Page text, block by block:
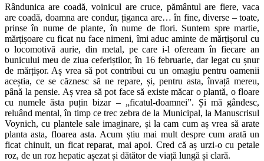
Rândunica are coadă, voinicul are cruce, pământul are fiere, vaca
are coadă, doamna are condur, țiganca are… în fine, diverse – toate,
prinse în nume de plante, în nume de flori. Suntem spre martie,
mărțișoare cu ficat nu face nimeni, îmi aduc aminte de mărțișorul cu
o locomotivă aurie, din metal, pe care i-l ofeream în fiecare an
bunicului meu de ziua ceferiștilor, în 16 februarie, dar legat cu șnur
de mărțișor. Aș vrea să pot contribui cu un omagiu pentru oamenii
aceștia, ce se căznesc să ne repare, și, pentru asta, învață mereu,
până la pensie. Aș vrea să pot face să existe măcar o plantă, o floare
cu numele ăsta puțin bizar – „ficatul-doamnei”. Și mă gândesc,
reluând mental, în timp ce trec zebra de la Municipal, la Manuscrisul
Voynich, cu plantele sale imaginare, și la cam cum aș vrea să arate
planta asta, floarea asta. Acum știu mai mult despre cum arată un
ficat chinuit, un ficat reparat, mai apoi. Cred că aș urzi-o cu petale
roz, de un roz hepatic așezat și dătător de viață lungă și clară.